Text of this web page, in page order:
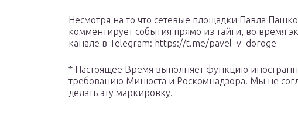
Несмотря на то что сетевые площадки Павла
комментирует события прямо из тайги, во время
канале в Telegram: https://t.me/pavel_v_doroge
* Настоящее Время выполняет функцию
требованию Минюста и Роскомнадзора. Мы не
делать эту маркировку.